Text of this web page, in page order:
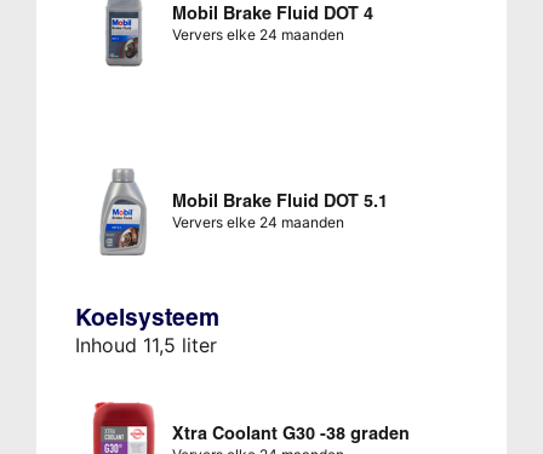
Mobil Brake Fluid DOT 4
Ververs elke 24 maanden
Mobil Brake Fluid DOT 5.1
Ververs elke 24 maanden
Koelsysteem
Inhoud 11,5 liter
Xtra Coolant G30 -38 graden